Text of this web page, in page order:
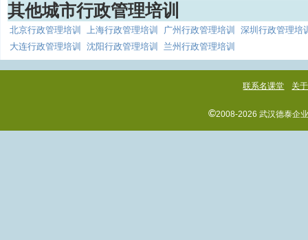
其他城市行政管理培训
北京行政管理培训 上海行政管理培训 广州行政管理培训
深圳行政管理培
大连行政管理培训
沈阳行政管理培训 兰州行政管理培训
联系名课堂 关
©2008-2026 武汉德泰企